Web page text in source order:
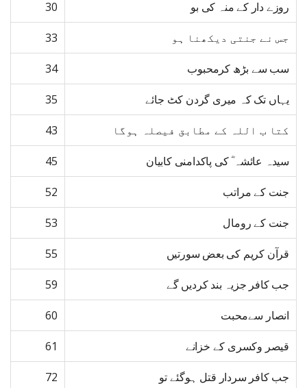
روزے دار کے منہ کی بو 30
جس نے جنتی دیکھنا ہو 33
سب سے بڑھ کرمحبوب 34
یہاں تک کہ میری گردن کٹ جائے 35
کتا ب اللہ کے مطابق فیصلہ ہوگا 43
سیدہ عائشہ ؓ کی پاکدامنی کابیان 45
جنت کے مراتب 52
جنت کے رومال 53
قرآن کریم کی بعض سورتیں 55
جب کافر جزیہ بند کردیں گے 59
انصار سےمحبت 60
قیصر وکسری کے خزانے 61
جب کافر سردار قتل ہوگئے تو 72